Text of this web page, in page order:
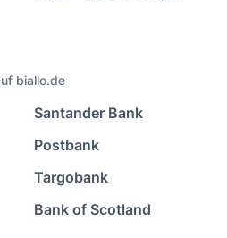
biallo.de
Santander Bank
Postbank
Targobank
Bank of Scotland